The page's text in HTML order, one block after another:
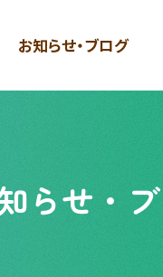
お知らせ・ブログ
らせ・